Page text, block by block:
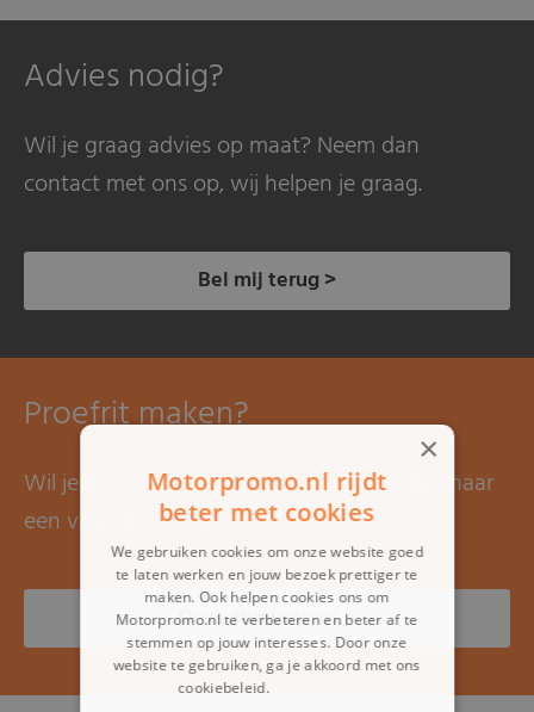
Advies nodig?
Wil je graag advies op maat? Neem dan
contact met ons op, wij helpen je graag.
Bel mij terug >
Proefrit maken?
Wil je graag een proefrit maken? Kom dan naar
een van onze showrooms.
Onze showrooms >
×
Motorpromo.nl rijdt
beter met cookies
We gebruiken cookies om onze website goed
te laten werken en jouw bezoek prettiger te
maken. Ook helpen cookies ons om
Motorpromo.nl te verbeteren en beter af te
stemmen op jouw interesses. Door onze
website te gebruiken, ga je akkoord met ons
cookiebeleid.